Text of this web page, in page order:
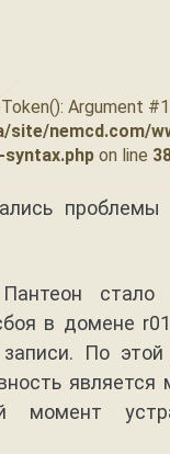
Argument
site/nemcd.com/
on line
в домене
По
является